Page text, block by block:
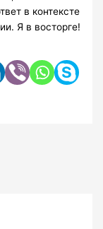
в контексте
Я в восторге!